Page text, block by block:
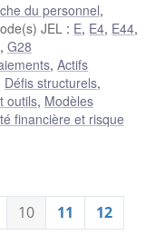
du personnel,
JEL : E, E4, E44,
, G28
,Actifs
Défis structurels,
outils, Modèles
financière et risque
10 11
12